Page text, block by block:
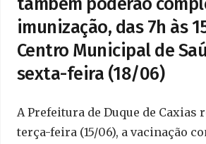
imunização, das 7h às
Centro Municipal de
sexta-feira (18/06)
A Prefeitura de Duque de Caxias
terça-feira (15/06), a vacinação